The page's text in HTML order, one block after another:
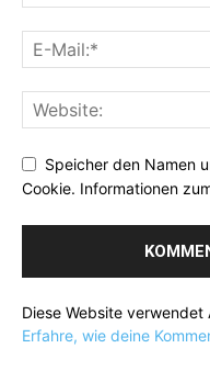
Speicher den Namen
Cookie. Informationen
Diese Website
Erfahre, wie deine